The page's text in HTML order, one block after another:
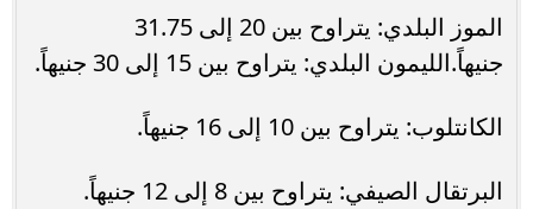
الموز البلدي: يتراوح بين 20 إلى 31.75
جنيهاً.الليمون البلدي: يتراوح بين 15 إلى 30 جنيهاً.
الكانتلوب: يتراوح بين 10 إلى 16 جنيهاً.
البرتقال الصيفي: يتراوح بين 8 إلى 12 جنيهاً.